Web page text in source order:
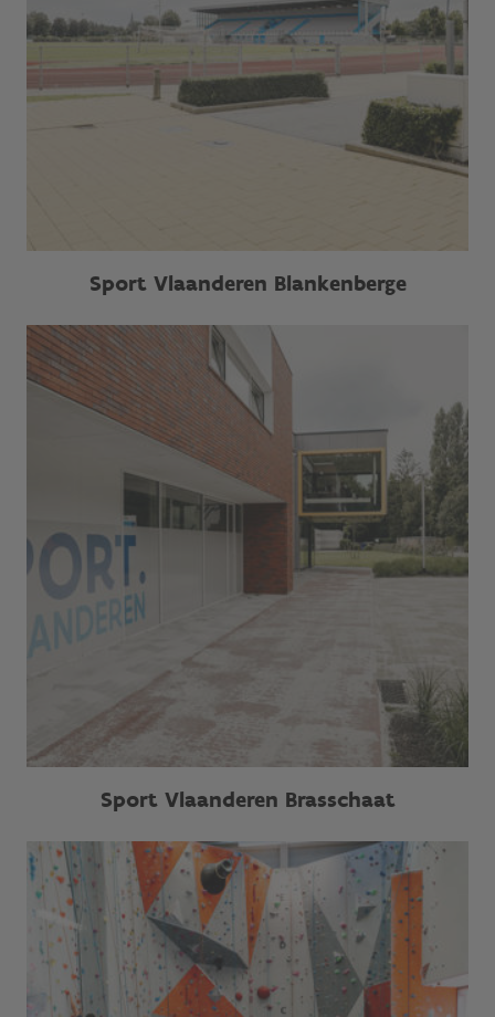
Sport Vlaanderen Blankenberge
Sport Vlaanderen Brasschaat